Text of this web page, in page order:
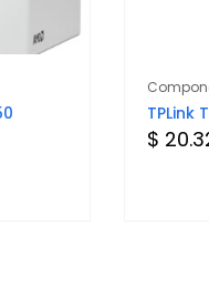
TPLink
$